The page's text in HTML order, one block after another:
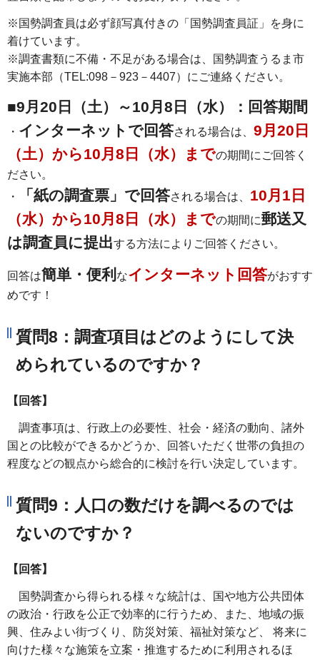
※国勢調査員は必ず顔写真付きの「国勢調査員証」を身に
着けています。
※調査書類に不備・不足がある場合は、国勢調査うるま市
実施本部（TEL:098－923－4407）にご連絡ください。
■9月20日（土）～10月8日（水）：回答期間
・ インターネットで回答される場合は、 9月20日
（土）から10月8日（水）までの期間にご回答く
ださい。
・
「紙の調査票」で回答される場合は、 10月1日
（水）から10月8日（水）までの期間に郵送又
は調査員に提出する方法によりご回答ください。
回答は簡単・便利 なインターネット回答がおすす
めです！
質問8：調査項目はどのようにして決
められているのですか？
【回答】
調査事項は、行政上の必要性、社会・経済の動向、諸外
国との比較ができるかどうか、回答いただく世帯の負担の
程度などの観点から総合的に検討を行い決定しています。
質問9：人口の数だけを調べるのでは
ないのですか？
【回答】
国勢調査から得られる様々な統計は、国や地方公共団体
の政治・行政を公正で効率的に行うため、また、地域の振
興、住みよい街づくり、防災対策、福祉対策など、 将来に
向けた様々な施策を立案・推進するために利用されるほ